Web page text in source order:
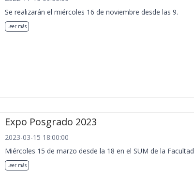
Se realizarán el miércoles 16 de noviembre desde las 9.
Leer más
Expo Posgrado 2023
2023-03-15 18:00:00
Miércoles 15 de marzo desde la 18 en el SUM de la Facultad
Leer más